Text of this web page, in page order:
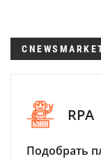
RPA
Подобрать